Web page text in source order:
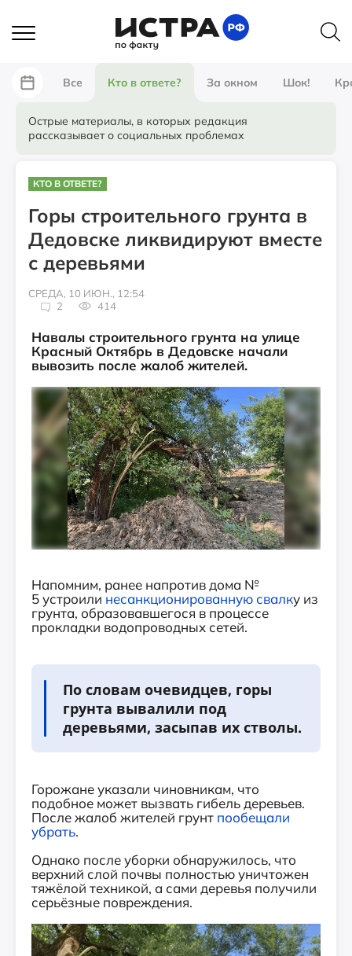
Все Кто в ответе? За окном Шок!
Острые материалы, в которых редакция
рассказывает о социальных проблемах
КТО В ОТВЕТЕ?
Горы строительного грунта в
Дедовске ликвидируют вместе
с деревьями
СРЕДА, 10 ИЮН., 12:54
2
414
Навалы строительного грунта на улице
Красный Октябрь в Дедовске начали
вывозить после жалоб жителей.
Напомним, ранее напротив дома №
5 устроили несанкционированную свалку из
грунта, образовавшегося в процессе
прокладки водопроводных сетей.
По словам очевидцев, горы
грунта вывалили под
деревьями, засыпав их стволы.
Горожане указали чиновникам, что
подобное может вызвать гибель деревьев.
После жалоб жителей грунт пообещали
убрать.
Однако после уборки обнаружилось, что
верхний слой почвы полностью уничтожен
тяжёлой техникой, а сами деревья получили
серьёзные повреждения.